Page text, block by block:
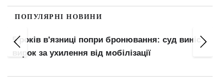
ПОПУЛЯРНІ НОВИНИ
5 років в'язниці попри бронювання: суд виніс
вирок за ухилення від мобілізації